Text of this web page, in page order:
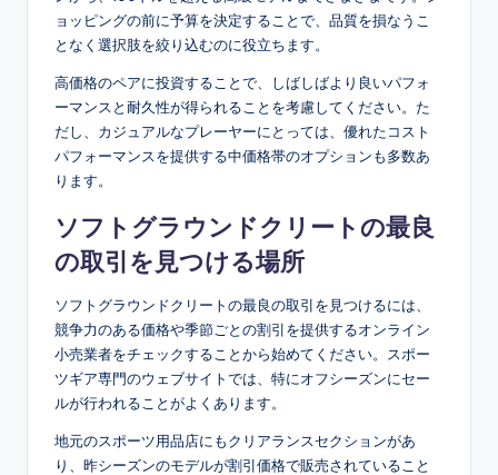
ョッピングの前に予算を決定することで、品質を損なうこ
となく選択肢を絞り込むのに役立ちます。
高価格のペアに投資することで、しばしばより良いパフォ
ーマンスと耐久性が得られることを考慮してください。た
だし、カジュアルなプレーヤーにとっては、優れたコスト
パフォーマンスを提供する中価格帯のオプションも多数あ
ります。
ソフトグラウンドクリートの最良
の取引を見つける場所
ソフトグラウンドクリートの最良の取引を見つけるには、
競争力のある価格や季節ごとの割引を提供するオンライン
小売業者をチェックすることから始めてください。スポー
ツギア専門のウェブサイトでは、特にオフシーズンにセー
ルが行われることがよくあります。
地元のスポーツ用品店にもクリアランスセクションがあ
り、昨シーズンのモデルが割引価格で販売されていること